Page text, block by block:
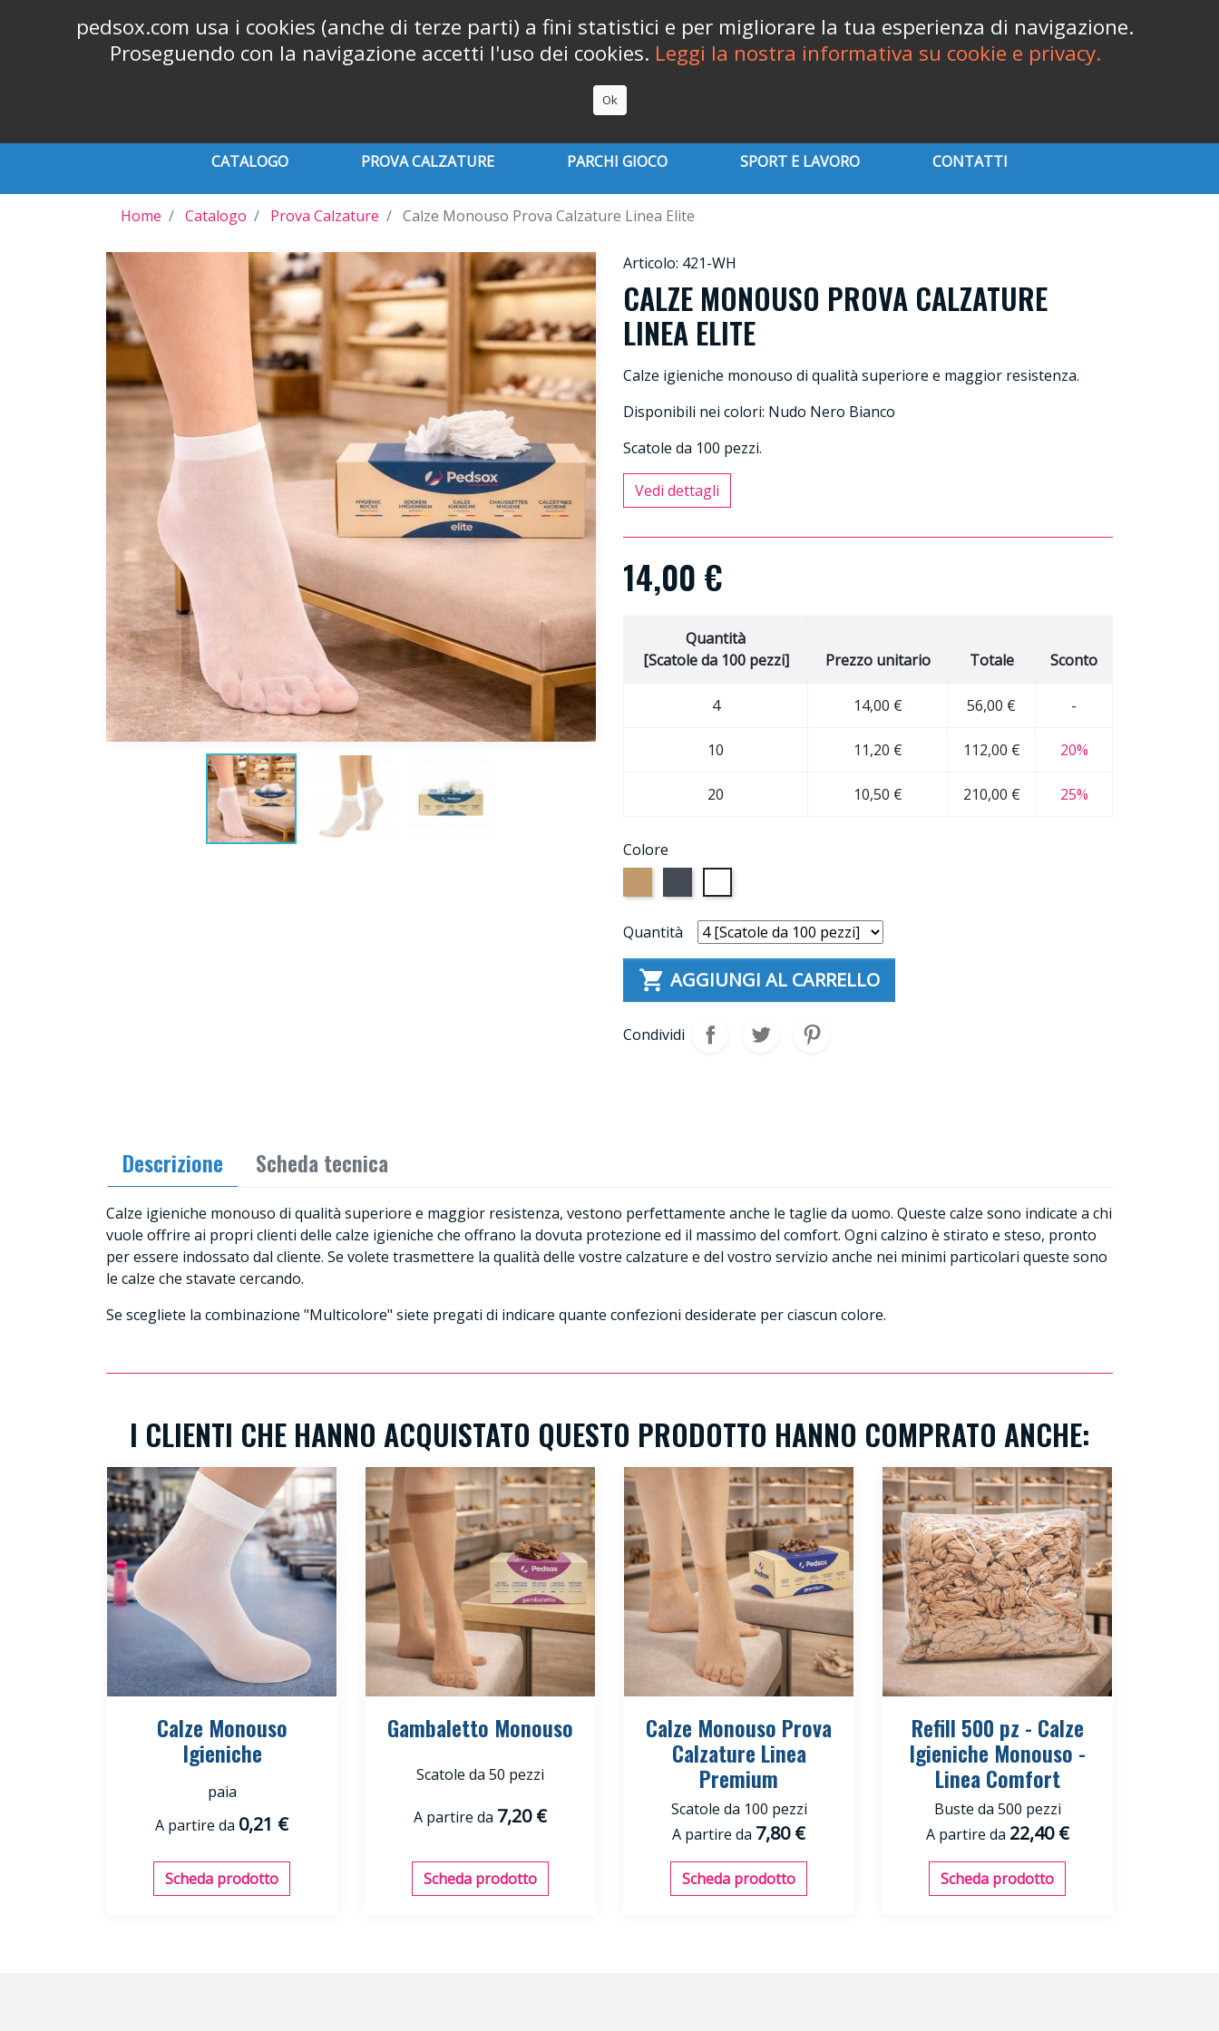
CATALOGO PROVA CALZATURE PARCHI GIOCO SPORT E LAVORO CONTATTI
Home Catalogo Prova Calzature Calze Monouso Prova Calzature Linea Elite
Articolo: 421-WH
CALZE MONOUSO PROVA CALZATURE
LINEA ELITE
Calze igieniche monouso di qualità superiore e maggior resistenza.
Disponibili nei colori: Nudo Nero Bianco
Scatole da 100 pezzi.
Vedi dettagli
14,00 €
Quantità
[Scatole da 100 pezzi]
Prezzo unitario Totale Sconto
4 14,00 € 56,00 € -
10 11,20 € 112,00 € 20%
20 10,50 € 210,00 € 25%
Colore
Bianco
Quantità
 AGGIUNGI AL CARRELLO
Condividi
Descrizione Scheda tecnica
Calze igieniche monouso di qualità superiore e maggior resistenza, vestono perfettamente anche le taglie da uomo. Queste calze sono indicate a chi
vuole offrire ai propri clienti delle calze igieniche che offrano la dovuta protezione ed il massimo del comfort. Ogni calzino è stirato e steso, pronto
per essere indossato dal cliente. Se volete trasmettere la qualità delle vostre calzature e del vostro servizio anche nei minimi particolari queste sono
le calze che stavate cercando.
Se scegliete la combinazione "Multicolore" siete pregati di indicare quante confezioni desiderate per ciascun colore.
I CLIENTI CHE HANNO ACQUISTATO QUESTO PRODOTTO HANNO COMPRATO ANCHE:
Calze Monouso
Igieniche
paia
A partire da 0,21 €
Scheda prodotto
Gambaletto Monouso
Scatole da 50 pezzi
A partire da 7,20 €
Scheda prodotto
Calze Monouso Prova
Calzature Linea
Premium
Scatole da 100 pezzi
A partire da 7,80 €
Scheda prodotto
Refill 500 pz - Calze
Igieniche Monouso -
Linea Comfort
Buste da 500 pezzi
A partire da 22,40 €
Scheda prodotto
pedsox.com usa i cookies (anche di terze parti) a fini statistici e per migliorare la tua esperienza di navigazione.
Proseguendo con la navigazione accetti l'uso dei cookies. Leggi la nostra informativa su cookie e privacy.
Ok